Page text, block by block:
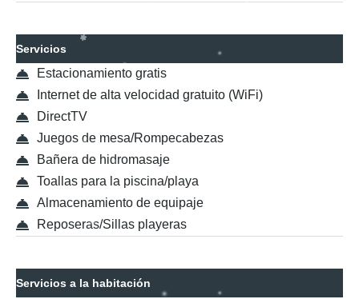
Servicios
Estacionamiento gratis
Internet de alta velocidad gratuito (WiFi)
DirectTV
Juegos de mesa/Rompecabezas
Bañera de hidromasaje
Toallas para la piscina/playa
Almacenamiento de equipaje
Reposeras/Sillas playeras
Servicios a la habitación